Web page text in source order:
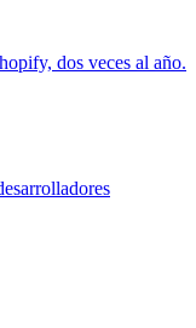
dos veces al año.